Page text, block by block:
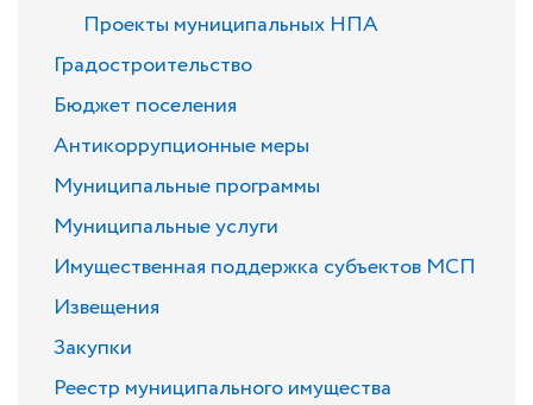
Проекты муниципальных НПА
Градостроительство
Бюджет поселения
Антикоррупционные меры
Муниципальные программы
Муниципальные услуги
Имущественная поддержка субъектов МСП
Извещения
Закупки
Реестр муниципального имущества